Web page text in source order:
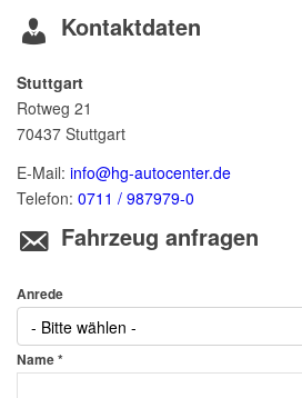
Kontaktdaten
Stuttgart
Rotweg 21
70437 Stuttgart
E-Mail: info@hg-autocenter.de
Telefon: 0711 / 987979-0
Fahrzeug anfragen
Anrede
- Bitte wählen -
Name *